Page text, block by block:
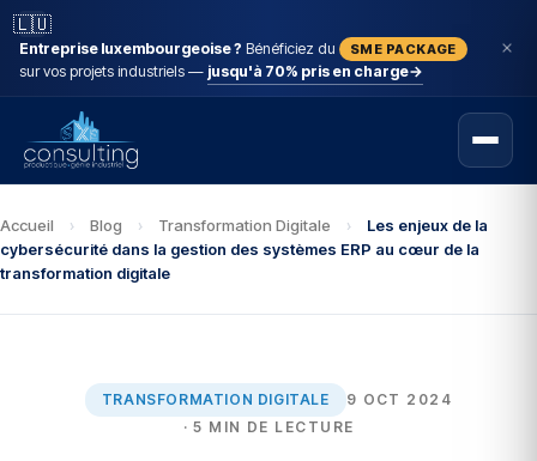
🇱🇺
Entreprise luxembourgeoise ? Bénéficiez du SME PACKAGE
sur vos projets industriels — jusqu'à 70% pris en charge→
Accueil › Blog › Transformation Digitale ›
Les enjeux de la
cybersécurité dans la gestion des systèmes ERP au cœur de la
transformation digitale
TRANSFORMATION DIGITALE
9 OCT 2024
· 5 MIN DE LECTURE